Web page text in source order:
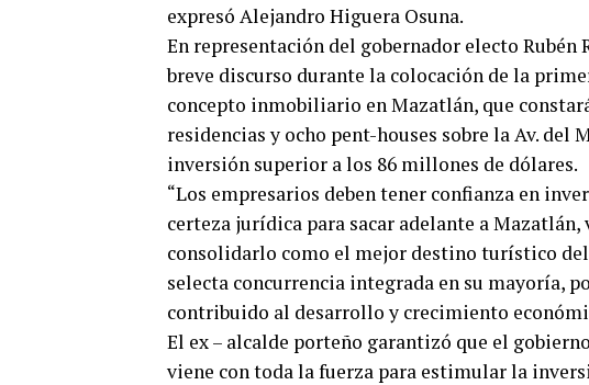
expresó Alejandro Higuera Osuna.
En representación del gobernador electo
breve discurso durante la colocación de la
concepto inmobiliario en Mazatlán, que
residencias y ocho pent-houses sobre la Av. del
inversión superior a los 86 millones de dólares.
“Los empresarios deben tener confianza en
certeza jurídica para sacar adelante a
consolidarlo como el mejor destino turístico del
selecta concurrencia integrada en su mayoría,
contribuido al desarrollo y crecimiento
El ex – alcalde porteño garantizó que el
viene con toda la fuerza para estimular la